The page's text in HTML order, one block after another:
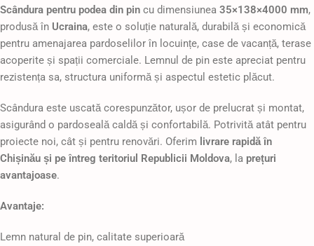
Scândura pentru podea din pin cu dimensiunea 35×138×4000 mm,
produsă în Ucraina, este o soluție naturală, durabilă și economică
pentru amenajarea pardoselilor în locuințe, case de vacanță, terase
acoperite și spații comerciale. Lemnul de pin este apreciat pentru
rezistența sa, structura uniformă și aspectul estetic plăcut.
Scândura este uscată corespunzător, ușor de prelucrat și montat,
asigurând o pardoseală caldă și confortabilă. Potrivită atât pentru
proiecte noi, cât și pentru renovări. Oferim livrare rapidă în
Chișinău și pe întreg teritoriul Republicii Moldova, la prețuri
avantajoase.
Avantaje:
Lemn natural de pin, calitate superioară